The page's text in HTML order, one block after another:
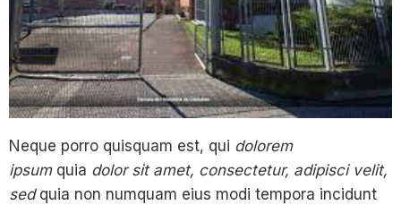
Neque porro quisquam est, qui dolorem
ipsumquia dolor sit amet, consectetur, adipisci velit,
sedquia non numquam eius modi tempora incidunt